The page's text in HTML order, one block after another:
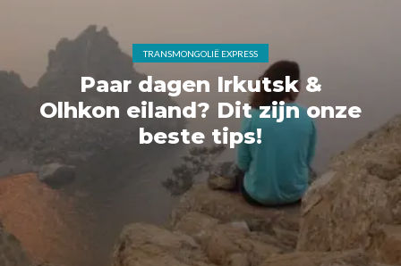
TRANSMONGOLIË EXPRESS
Paar dagen Irkutsk &
Olhkon eiland? Dit zijn onze
beste tips!